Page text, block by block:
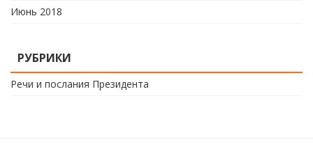
Июнь 2018
РУБРИКИ
Речи и послания Президента